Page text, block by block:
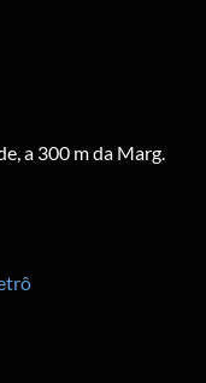
a 300 m da Marg.